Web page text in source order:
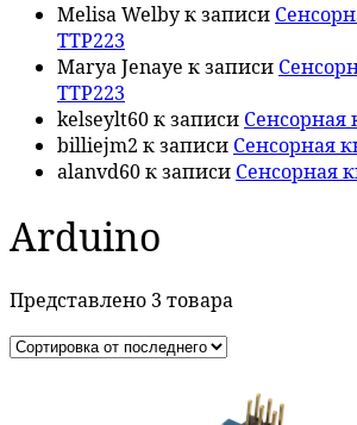
Melisa Welbyк записи
TTP223
Marya Jenaye к записи
TTP223
kelseylt60к записи Сенсорная
billiejm2 к записи Сенсорная
alanvd60к записи Сенсорная
Arduino
Представлено 3 товара